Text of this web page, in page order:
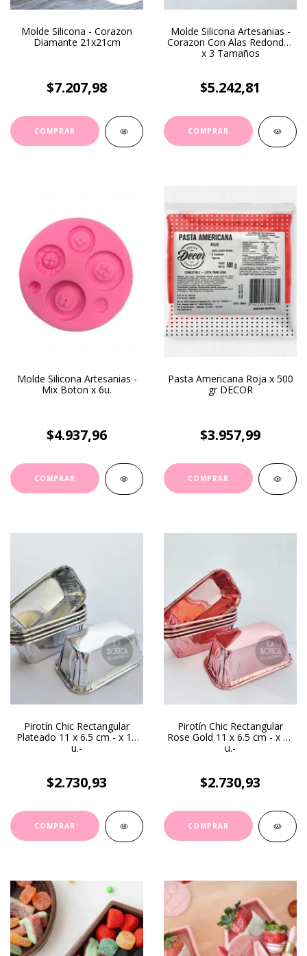
Molde Silicona - Corazon
Diamante 21x21cm
$7.207,98
Molde Silicona Artesanias -
Corazon Con Alas Redondas
x 3 Tamaños
$5.242,81
Molde Silicona Artesanias -
Mix Boton x 6u.
$4.937,96
Pasta Americana Roja x 500
gr DECOR
$3.957,99
Pirotín Chic Rectangular
Plateado 11 x 6.5 cm - x 10
u.-
$2.730,93
Pirotín Chic Rectangular
Rose Gold 11 x 6.5 cm - x 10
u.-
$2.730,93